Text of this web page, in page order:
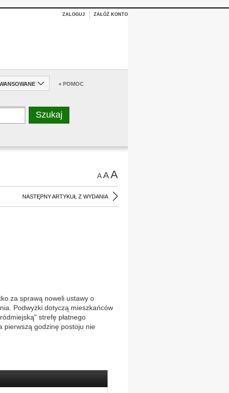
ZALOGUJ ZAŁÓŻ KONTO
+ POMOC
AAA
NASTĘPNY ARTYKUŁ Z WYDANIA
za sprawą noweli ustawy o
Podwyżki dotyczą mieszkańców
strefę płatnego
pierwszą godzinę postoju nie